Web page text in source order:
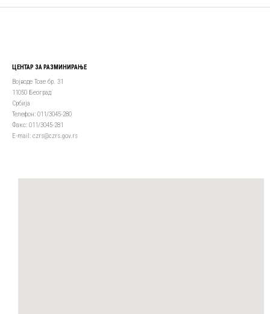
ЦЕНТАР ЗА РАЗМИНИРАЊЕ
Војводе Тозе бр. 31
11050 Београд
Србија
Телефон: 011/3045-280
Факс: 011/3045-281
Е-mail: czrs@czrs.gov.rs